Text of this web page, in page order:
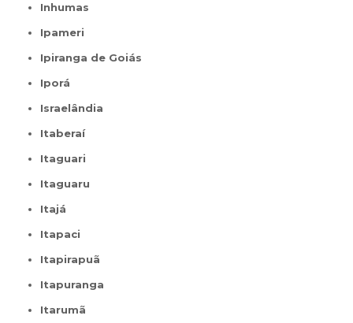
Inhumas
Ipameri
Ipiranga de Goiás
Iporá
Israelândia
Itaberaí
Itaguari
Itaguaru
Itajá
Itapaci
Itapirapuã
Itapuranga
Itarumã